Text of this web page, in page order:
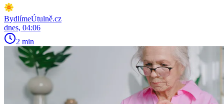
BydlímeÚtulně.cz
dnes, 04:06
2 min